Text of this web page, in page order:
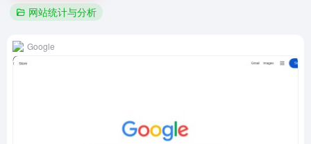
网站统计与分析
Google